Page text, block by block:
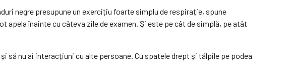
negre presupune un exercițiu foarte simplu de respirație, spune
apela înainte cu câteva zile de examen. Și este pe cât de simplă, pe atât
să nu ai interacțiuni cu alte persoane. Cu spatele drept și tălpile pe podea